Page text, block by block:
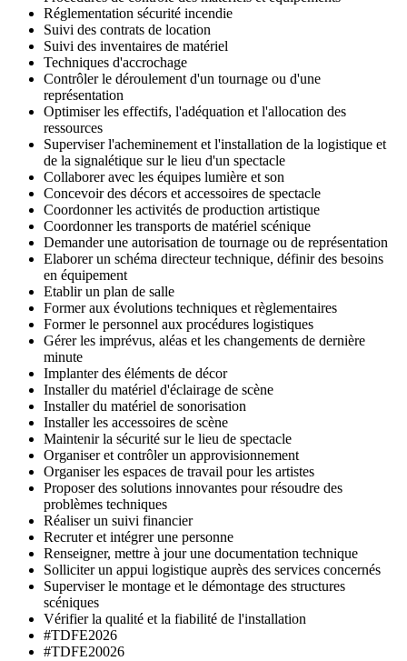
Réglementation sécurité incendie
Suivi des contrats de location
Suivi des inventaires de matériel
Techniques d'accrochage
Contrôler le déroulement d'un tournage ou d'une
représentation
Optimiser les effectifs, l'adéquation et l'allocation des
ressources
Superviser l'acheminement et l'installation de la logistique et
de la signalétique sur le lieu d'un spectacle
Collaborer avec les équipes lumière et son
Concevoir des décors et accessoires de spectacle
Coordonner les activités de production artistique
Coordonner les transports de matériel scénique
Demander une autorisation de tournage ou de représentation
Elaborer un schéma directeur technique, définir des besoins
en équipement
Etablir un plan de salle
Former aux évolutions techniques et règlementaires
Former le personnel aux procédures logistiques
Gérer les imprévus, aléas et les changements de dernière
minute
Implanter des éléments de décor
Installer du matériel d'éclairage de scène
Installer du matériel de sonorisation
Installer les accessoires de scène
Maintenir la sécurité sur le lieu de spectacle
Organiser et contrôler un approvisionnement
Organiser les espaces de travail pour les artistes
Proposer des solutions innovantes pour résoudre des
problèmes techniques
Réaliser un suivi financier
Recruter et intégrer une personne
Renseigner, mettre à jour une documentation technique
Solliciter un appui logistique auprès des services concernés
Superviser le montage et le démontage des structures
scéniques
Vérifier la qualité et la fiabilité de l'installation
#TDFE2026
#TDFE20026